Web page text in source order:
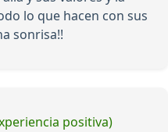
lo que hacen con sus
sonrisa!!
positiva)